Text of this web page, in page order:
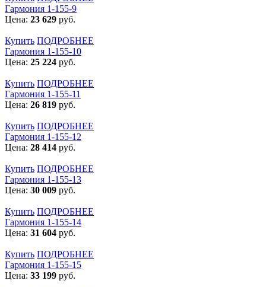
Гармония 1-155-9
Цена: 23 629 руб.
Купить ПОДРОБНЕЕ
Гармония 1-155-10
Цена: 25 224 руб.
Купить ПОДРОБНЕЕ
Гармония 1-155-11
Цена: 26 819 руб.
Купить ПОДРОБНЕЕ
Гармония 1-155-12
Цена: 28 414 руб.
Купить ПОДРОБНЕЕ
Гармония 1-155-13
Цена: 30 009 руб.
Купить ПОДРОБНЕЕ
Гармония 1-155-14
Цена: 31 604 руб.
Купить ПОДРОБНЕЕ
Гармония 1-155-15
Цена: 33 199 руб.